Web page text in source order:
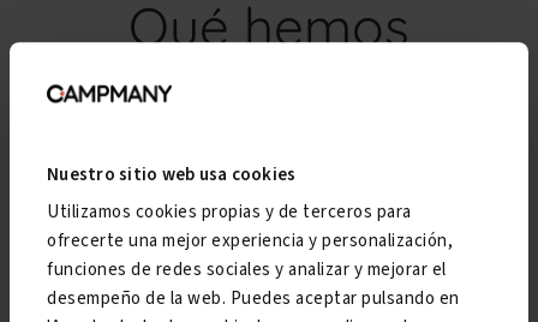
Nuestro sitio web usa cookies
Utilizamos cookies propias y de terceros para
ofrecerte una mejor experiencia y personalización,
funciones de redes sociales y analizar y mejorar el
desempeño de la web. Puedes aceptar pulsando en
Qué hemos
conseguido
En Campmany defendemos los derechos e
que, como tú, quieren reclamar o necesitan
recuperar lo que les pertenece.